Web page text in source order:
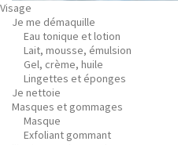
Visage
Je me démaquille
Eau tonique et lotion
Lait, mousse, émulsion
Gel, crème, huile
Lingettes et éponges
Je nettoie
Masques et gommages
Masque
Exfoliant gommant